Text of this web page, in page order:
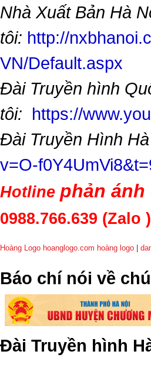
Nhà Xuất Bản Hà
tôi: http://
VN/Default.aspx
Đài Truyền hình
tôi: https://
Đài Truyền Hình
v=O-
Hotline phản
0988.766.639 (Zalo )
Hoàng Logo hoanglogo.com hoàng logo
​Báo chí nói về
Đài Truyền hình